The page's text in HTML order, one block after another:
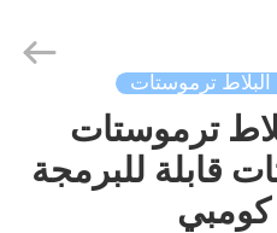
ترموستات
ترموستات
قابلة للبرمجة
كومبي